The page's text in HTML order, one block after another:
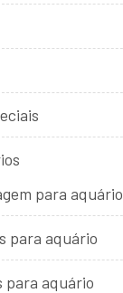
para aquário
para aquário
aquário